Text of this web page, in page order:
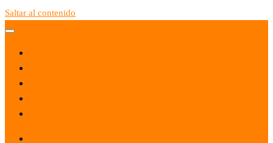
Saltar al contenido